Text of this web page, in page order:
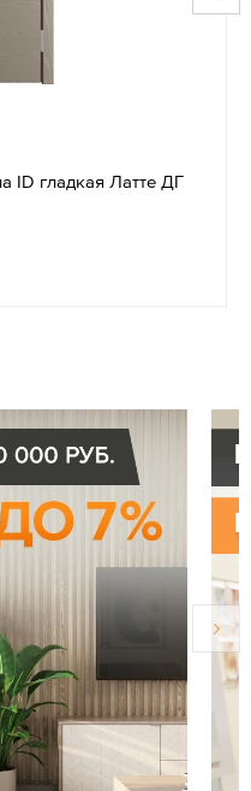
ID гладкая Латте ДГ